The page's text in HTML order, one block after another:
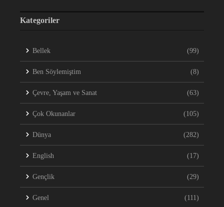
Kategoriler
Bellek (99)
Ben Söylemiştim (8)
Çevre, Yaşam ve Sanat (63)
Çok Okunanlar (105)
Dünya (282)
English (17)
Gençlik (29)
Genel (111)